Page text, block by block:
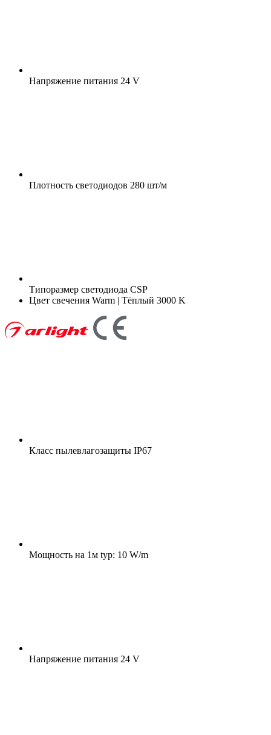
Напряжение питания 24 V
Плотность светодиодов 280 шт/м
Типоразмер светодиода CSP
Цвет свечения Warm | Тёплый 3000 K
Класс пылевлагозащиты IP67
Мощность на 1м typ: 10 W/m
Напряжение питания 24 V